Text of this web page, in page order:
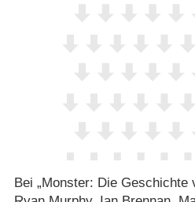
Bei „Monster: Die Geschichte